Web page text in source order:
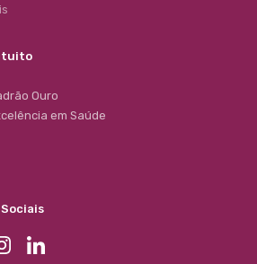
Ouro
em Saúde
Sociais